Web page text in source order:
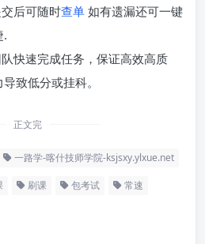
后可随时查单 如有遗漏还可一键
.
快速完成任务，保证高效高质
致低分或挂科。
正文完
一路学-喀什技师学院-ksjsxy.ylxue.net
刷课 包考试 常速